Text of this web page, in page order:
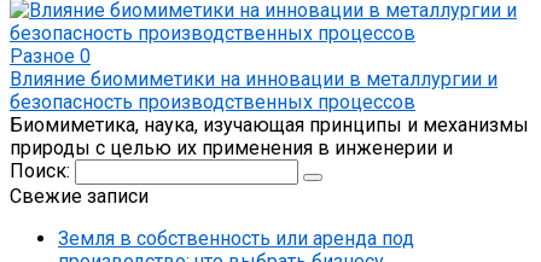
Разное 0
Влияние биомиметики на инновации в металлургии и
безопасность производственных процессов
Биомиметика, наука, изучающая принципы и механизмы
природы с целью их применения в инженерии и
Поиск:
Свежие записи
Земля в собственность или аренда под